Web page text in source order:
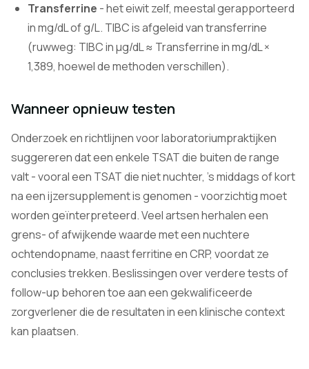
Transferrine - het eiwit zelf, meestal gerapporteerd
in mg/dL of g/L. TIBC is afgeleid van transferrine
(ruwweg: TIBC in µg/dL ≈ Transferrine in mg/dL ×
1,389, hoewel de methoden verschillen).
Wanneer opnieuw testen
Onderzoek en richtlijnen voor laboratoriumpraktijken
suggereren dat een enkele TSAT die buiten de range
valt - vooral een TSAT die niet nuchter, 's middags of kort
na een ijzersupplement is genomen - voorzichtig moet
worden geïnterpreteerd. Veel artsen herhalen een
grens- of afwijkende waarde met een nuchtere
ochtendopname, naast ferritine en CRP, voordat ze
conclusies trekken. Beslissingen over verdere tests of
follow-up behoren toe aan een gekwalificeerde
zorgverlener die de resultaten in een klinische context
kan plaatsen.